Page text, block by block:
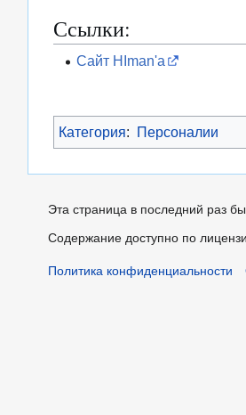
Ссылки:
Сайт HIman'а
Категория: Персоналии
Эта страница в последний раз
Содержание доступно по
Политика конфиденциальности